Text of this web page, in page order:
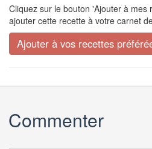
Cliquez sur le bouton 'Ajouter à mes
ajouter cette recette à votre carnet
Commenter